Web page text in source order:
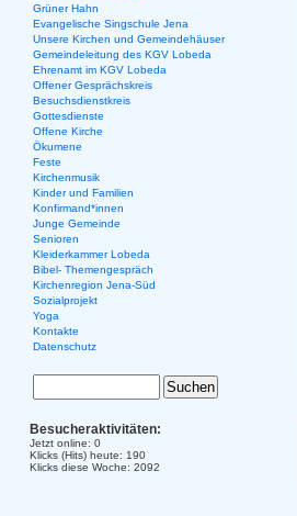
Grüner Hahn
Evangelische Singschule Jena
Unsere Kirchen und Gemeindehäuser
Gemeindeleitung des KGV Lobeda
Ehrenamt im KGV Lobeda
Offener Gesprächskreis
Besuchsdienstkreis
Gottesdienste
Offene Kirche
Ökumene
Feste
Kirchenmusik
Kinder und Familien
Konfirmand*innen
Junge Gemeinde
Senioren
Kleiderkammer Lobeda
Bibel- Themengespräch
Kirchenregion Jena-Süd
Sozialprojekt
Yoga
Kontakte
Datenschutz
Besucheraktivitäten:
Jetzt online: 0
Klicks (Hits) heute: 190
Klicks diese Woche: 2092